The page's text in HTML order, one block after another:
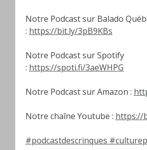
Notre Podcast sur Balado
: https://bit.ly/3pB9KBs
Notre Podcast sur Spotify
: https://spoti.fi/3aeWHPG
Notre Podcast sur Amazon :
Notre chaîne Youtube : https://
#podcastdescrinques